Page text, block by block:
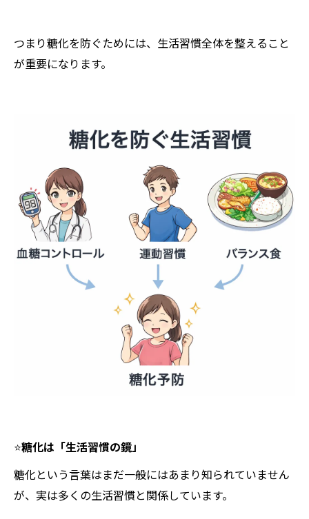
つまり糖化を防ぐためには、生活習慣全体を整えること
が重要になります。
⭐️糖化は「生活習慣の鏡」
糖化という言葉はまだ一般にはあまり知られていません
が、実は多くの生活習慣と関係しています。